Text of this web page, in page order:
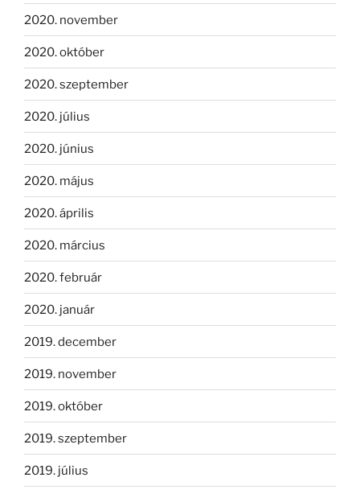
2020. november
2020. október
2020. szeptember
2020. július
2020. június
2020. május
2020. április
2020. március
2020. február
2020. január
2019. december
2019. november
2019. október
2019. szeptember
2019. július